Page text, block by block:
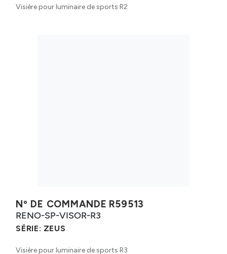
Visière pour luminaire de sports R2
Nº DE COMMANDE R59513
RENO-SP-VISOR-R3
SÉRIE: ZEUS
Visière pour luminaire de sports R3